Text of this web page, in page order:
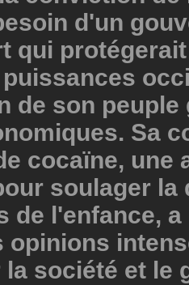
d'un
qui
de son peuple
Sa
cocaïne, une
soulager la
de l'enfance,
opinions
société et le